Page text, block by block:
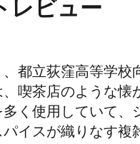
レビュー
都立荻窪高等学校
喫茶店のような懐
く使用していて、
イスが織りなす複